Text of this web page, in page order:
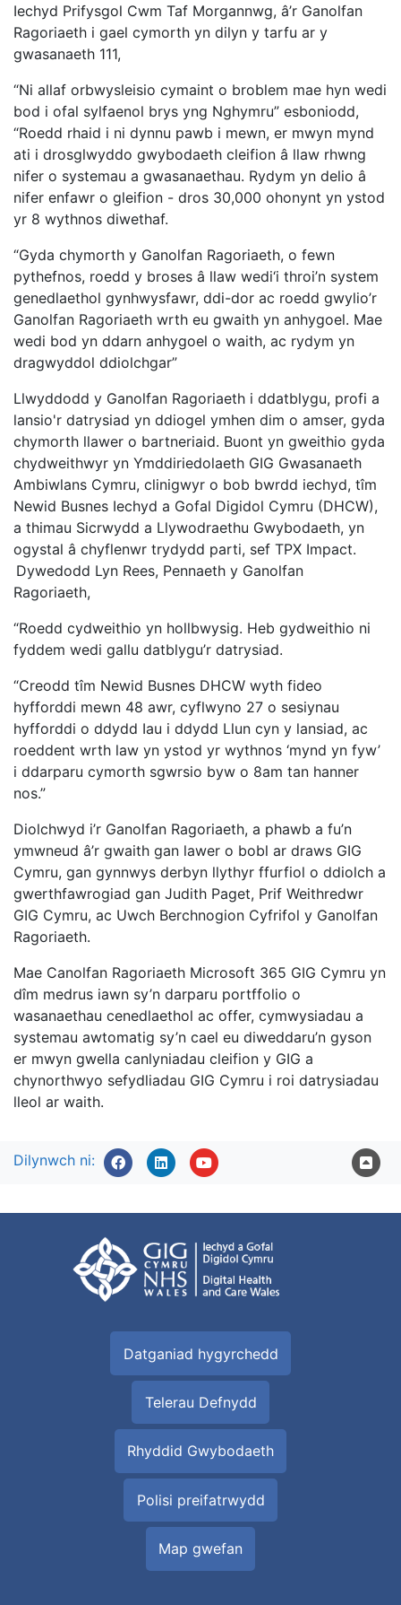
Iechyd Prifysgol Cwm Taf Morgannwg, â’r Ganolfan
Ragoriaeth i gael cymorth yn dilyn y tarfu ar y
gwasanaeth 111,
“Ni allaf orbwysleisio cymaint o broblem mae hyn wedi
bod i ofal sylfaenol brys yng Nghymru” esboniodd,
“Roedd rhaid i ni dynnu pawb i mewn, er mwyn mynd
ati i drosglwyddo gwybodaeth cleifion â llaw rhwng
nifer o systemau a gwasanaethau. Rydym yn delio â
nifer enfawr o gleifion - dros 30,000 ohonynt yn ystod
yr 8 wythnos diwethaf.
“Gyda chymorth y Ganolfan Ragoriaeth, o fewn
pythefnos, roedd y broses â llaw wedi‘i throi’n system
genedlaethol gynhwysfawr, ddi-dor ac roedd gwylio’r
Ganolfan Ragoriaeth wrth eu gwaith yn anhygoel. Mae
wedi bod yn ddarn anhygoel o waith, ac rydym yn
dragwyddol ddiolchgar”
Llwyddodd y Ganolfan Ragoriaeth i ddatblygu, profi a
lansio'r datrysiad yn ddiogel ymhen dim o amser, gyda
chymorth llawer o bartneriaid. Buont yn gweithio gyda
chydweithwyr yn Ymddiriedolaeth GIG Gwasanaeth
Ambiwlans Cymru, clinigwyr o bob bwrdd iechyd, tîm
Newid Busnes Iechyd a Gofal Digidol Cymru (DHCW),
a thimau Sicrwydd a Llywodraethu Gwybodaeth, yn
ogystal â chyflenwr trydydd parti, sef TPX Impact.
Dywedodd Lyn Rees, Pennaeth y Ganolfan
Ragoriaeth,
“Roedd cydweithio yn hollbwysig. Heb gydweithio ni
fyddem wedi gallu datblygu’r datrysiad.
“Creodd tîm Newid Busnes DHCW wyth fideo
hyfforddi mewn 48 awr, cyflwyno 27 o sesiynau
hyfforddi o ddydd Iau i ddydd Llun cyn y lansiad, ac
roeddent wrth law yn ystod yr wythnos ‘mynd yn fyw’
i ddarparu cymorth sgwrsio byw o 8am tan hanner
nos.”
Diolchwyd i’r Ganolfan Ragoriaeth, a phawb a fu’n
ymwneud â’r gwaith gan lawer o bobl ar draws GIG
Cymru, gan gynnwys derbyn llythyr ffurfiol o ddiolch a
gwerthfawrogiad gan Judith Paget, Prif Weithredwr
GIG Cymru, ac Uwch Berchnogion Cyfrifol y Ganolfan
Ragoriaeth.
Mae Canolfan Ragoriaeth Microsoft 365 GIG Cymru yn
dîm medrus iawn sy’n darparu portffolio o
wasanaethau cenedlaethol ac offer, cymwysiadau a
systemau awtomatig sy’n cael eu diweddaru’n gyson
er mwyn gwella canlyniadau cleifion y GIG a
chynorthwyo sefydliadau GIG Cymru i roi datrysiadau
lleol ar waith.
Dilynwch ni:
Datganiad hygyrchedd
Telerau Defnydd
Rhyddid Gwybodaeth
Polisi preifatrwydd
Map gwefan